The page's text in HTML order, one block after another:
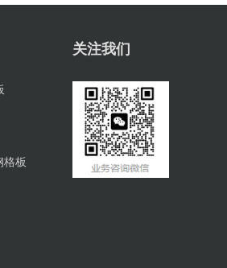
格板
关注我们